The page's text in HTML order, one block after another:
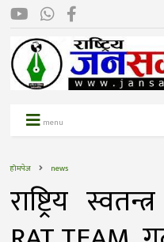
menu
होमपेज news
राष्ट्रिय